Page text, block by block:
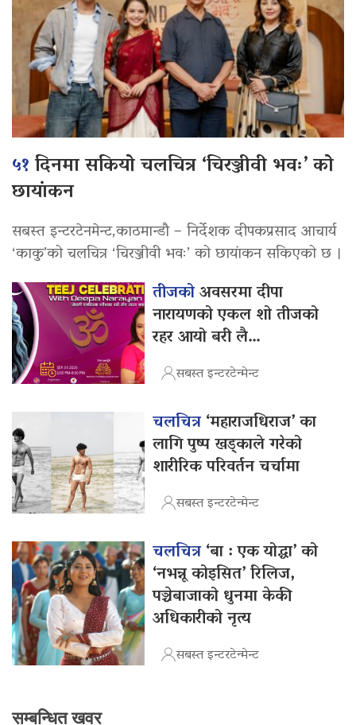
५१दिनमा सकियो चलचित्र ‘चिरञ्जीवी भवः’ को
छायांकन
सबस्त इन्टरटेनमेन्ट,काठमान्डौ – निर्देशक दीपकप्रसाद आचार्य
‘काकु’को चलचित्र ‘चिरञ्जीवी भवः’ को छायांकन सकिएको छ ।
तीजकोअवसरमा दीपा
नारायणको एकल शो तीजको
रहर आयो बरी लै…
सबस्त इन्टरटेन्मेन्ट
चलचित्र‘महाराजधिराज’ का
लागि पुष्प खड्काले गरेको
शारीरिक परिवर्तन चर्चामा
सबस्त इन्टरटेन्मेन्ट
चलचित्र‘बा : एक योद्धा’ को
‘नभन्नू कोइसित’ रिलिज,
पञ्चेबाजाको धुनमा केकी
अधिकारीको नृत्य
सबस्त इन्टरटेन्मेन्ट
सम्बन्धित खवर